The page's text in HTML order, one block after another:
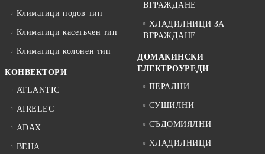
Климатици подов тип
Климатици касетъчен тип
Климатици колонен тип
КОНВЕКТОРИ
ATLANTIC
AIRELEC
ADAX
BEHA
ВГРАЖДАНЕ
ХЛАДИЛНИЦИ ЗА
ВГРАЖДАНЕ
ДОМАКИНСКИ
ЕЛЕКТРОУРЕДИ
ПЕРАЛНИ
СУШИЛНИ
СЪДОМИЯЛНИ
ХЛАДИЛНИЦИ